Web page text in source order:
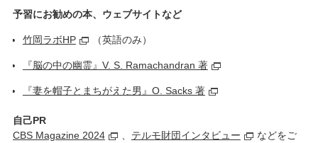
予習にお勧めの本、ウェブサイトなど
竹岡ラボHP （英語のみ）
『脳の中の幽霊』V. S. Ramachandran 著
『妻を帽子とまちがえた男』O. Sacks 著
自己PR
CBS Magazine 2024
テルモ財団インタビュー
などをご